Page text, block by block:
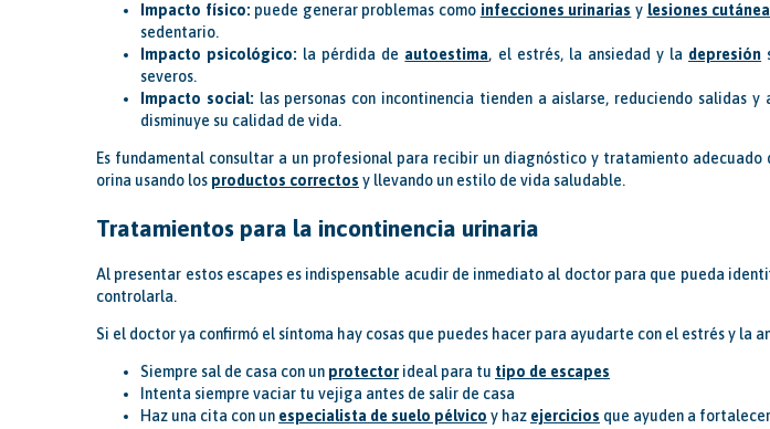
Impacto físico: puede generar problemas como infecciones urinarias y lesiones
sedentario.
Impacto psicológico: la pérdida de autoestima, el estrés, la ansiedad y la depresión
severos.
Impacto social: las personas con incontinencia tienden a aislarse, reduciendo salidas
disminuye su calidad de vida.
Es fundamental consultar a un profesional para recibir un diagnóstico y tratamiento
orina usando los productos correctos y llevando un estilo de vida saludable.
Tratamientos para la incontinencia urinaria
Al presentar estos escapes es indispensable acudir de inmediato al doctor para que pueda
controlarla.
Si el doctor ya confirmó el síntoma hay cosas que puedes hacer para ayudarte con el estrés y la
Siempre sal de casa con un protector ideal para tu tipo de escapes
Intenta siempre vaciar tu vejiga antes de salir de casa
Haz una cita con un especialista de suelo pélvico y haz ejercicios que ayuden a